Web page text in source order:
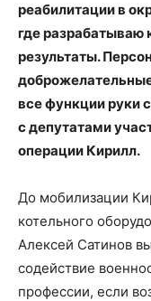
реабилитации в
где разрабатываю
результаты.
все функции руки
с депутатами
операции Кирилл.
До мобилизации
котельного
Алексей Сатинов
содействие
профессии, если